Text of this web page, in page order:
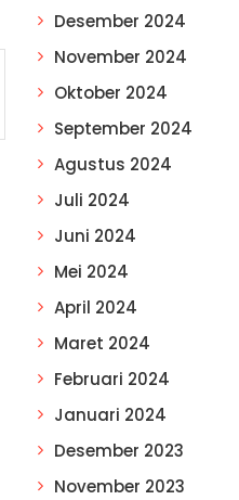
Desember 2024
November 2024
Oktober 2024
September 2024
Agustus 2024
Juli 2024
Juni 2024
Mei 2024
April 2024
Maret 2024
Februari 2024
Januari 2024
Desember 2023
November 2023